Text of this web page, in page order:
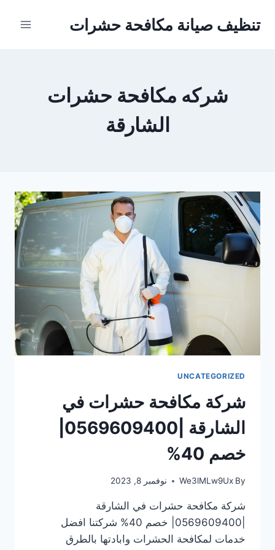
تنظيف صيانة مكافحة حشرات
شركه مكافحة حشرات
الشارقة
UNCATEGORIZED
شركة مكافحة حشرات في
خصم 40%
By
We3lMLw9Ux نوفمبر 8, 2023
شركة مكافحة حشرات في الشارقة
|0569609400| خصم 40% شركتنا افضل
خدمات لمكافحة الحشرات وابادتها بالطرق